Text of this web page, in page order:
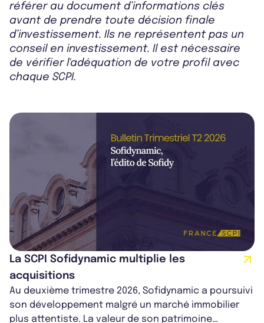
référer au document d’informations clés
avant de prendre toute décision finale
d’investissement. Ils ne représentent pas un
conseil en investissement. Il est nécessaire
de vérifier l'adéquation de votre profil avec
chaque SCPI.
La SCPI Sofidynamic multiplie les
acquisitions
Au deuxième trimestre 2026, Sofidynamic a poursuivi
son développement malgré un marché immobilier
plus attentiste. La valeur de son patrimoine